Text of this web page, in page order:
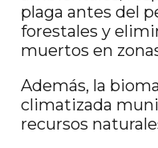
plaga antes del
forestales y
muertos en
Además, la
climatizada
recursos